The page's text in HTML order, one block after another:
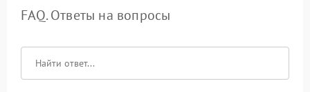
FAQ. Ответы на вопросы